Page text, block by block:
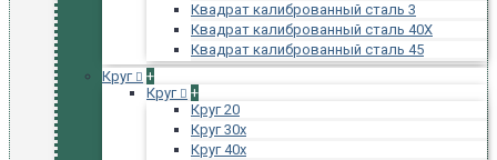
Квадрат калиброванный сталь 3
Квадрат калиброванный сталь 40Х
Квадрат калиброванный сталь 45
Круг
+
Круг
+
Круг 20
Круг 30х
Круг 40х